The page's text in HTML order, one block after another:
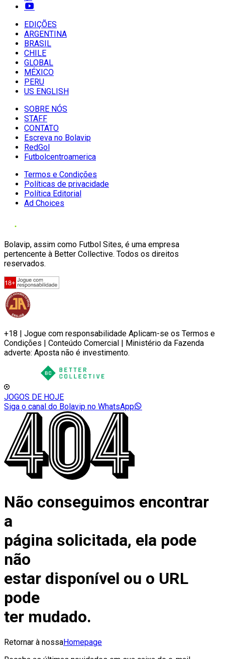
EDIÇÕES
ARGENTINA
BRASIL
CHILE
GLOBAL
MÉXICO
PERU
US ENGLISH
SOBRE NÓS
STAFF
CONTATO
Escreva no Bolavip
RedGol
Futbolcentroamerica
Termos e Condições
Políticas de privacidade
Política Editorial
Ad Choices
Bolavip, assim como Futbol Sites, é uma empresa
pertencente à Better Collective. Todos os direitos
reservados.
+18 | Jogue com responsabilidade Aplicam-se os Termos e
Condições | Conteúdo Comercial | Ministério da Fazenda
adverte: Aposta não é investimento.
JOGOS DE HOJE
Siga o canal do Bolavip no WhatsApp
Não conseguimos encontrar
a
página solicitada, ela pode
não
estar disponível ou o URL
pode
ter mudado.
Retornar à nossaHomepage